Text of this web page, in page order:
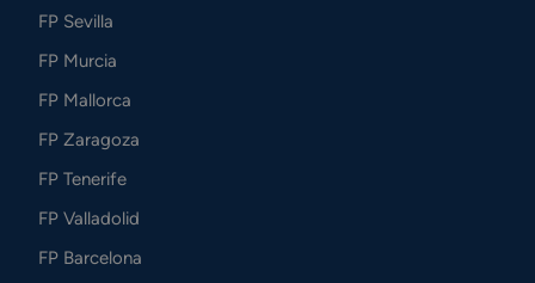
FP Sevilla
FP Murcia
FP Mallorca
FP Zaragoza
FP Tenerife
FP Valladolid
FP Barcelona